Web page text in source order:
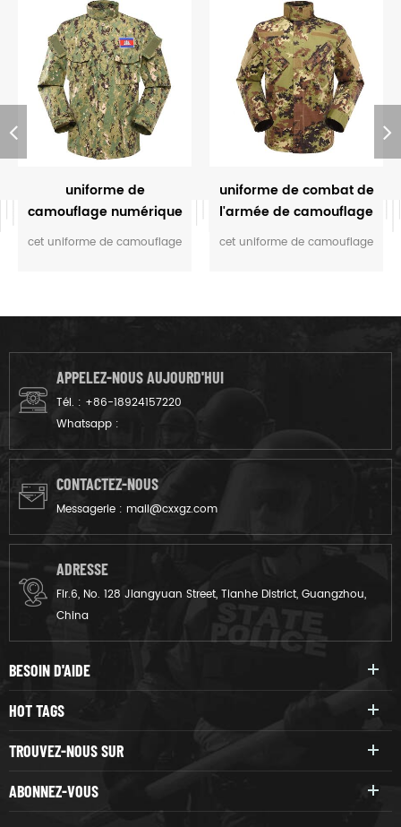
uniforme de
camouflage numérique
militaire
cet uniforme de camouflage
produit fini.
uniforme de combat de
l'armée de camouflage
végétarien italien
cet uniforme de camouflage
l’environnement italien.
APPELEZ-NOUS AUJOURD'HUI
Tél. : +86-18924157220
Whatsapp :
CONTACTEZ-NOUS
Messagerie : mail@cxxgz.com
ADRESSE
Flr.6, No. 128 Jiangyuan Street, Tianhe District, Guangzhou,
China
BESOIN D'AIDE
HOT TAGS
TROUVEZ-NOUS SUR
ABONNEZ-VOUS